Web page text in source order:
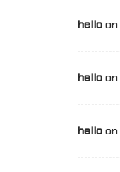
helloon
helloon
helloon